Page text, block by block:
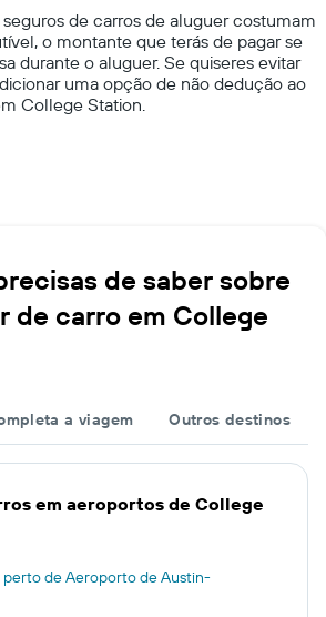
de carros de aluguer costumam
o montante que terás de pagar se
durante o aluguer. Se quiseres evitar
uma opção de não dedução ao
College Station.
de saber sobre
de carro em College
a viagem Outros destinos
em aeroportos de College
perto de Aeroporto de Austin-